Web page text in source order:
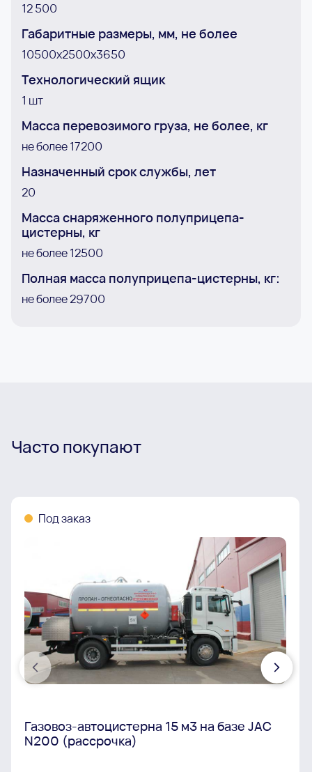
12 500
Габаритные размеры, мм, не более
10500х2500х3650
Технологический ящик
1 шт
Масса перевозимого груза, не более, кг
не более 17200
Назначенный срок службы, лет
20
Масса снаряженного полуприцепа-
цистерны, кг
не более 12500
Полная масса полуприцепа-цистерны, кг:
не более 29700
Часто покупают
Под заказ
Газовоз-автоцистерна 15 м3 на базе JAC
N200 (рассрочка)